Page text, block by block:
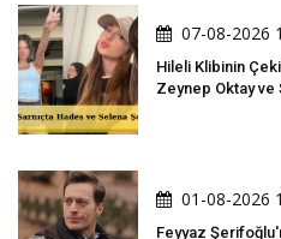
07-08-2026
Hileli Klibinin
Zeynep Oktay ve
01-08-2026
Feyyaz